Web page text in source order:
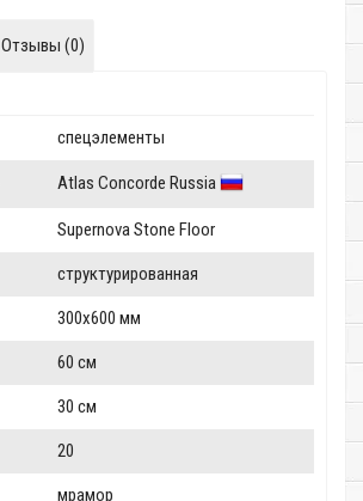
Отзывы (0)
спецэлементы
Atlas Concorde Russia
Supernova Stone Floor
структурированная
300x600 мм
60 см
30 см
20
мрамор